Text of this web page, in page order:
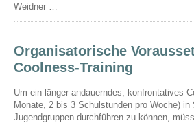
Weidner …
Organisatorische
Coolness-Training
Um ein länger andauerndes, konfrontatives
Monate, 2 bis 3 Schulstunden pro Woche) in
Jugendgruppen durchführen zu können,